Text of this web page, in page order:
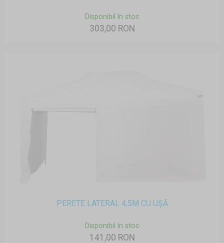
Disponibil în stoc
303,00 RON
PERETE LATERAL 4,5M CU UȘĂ
Disponibil în stoc
141,00 RON